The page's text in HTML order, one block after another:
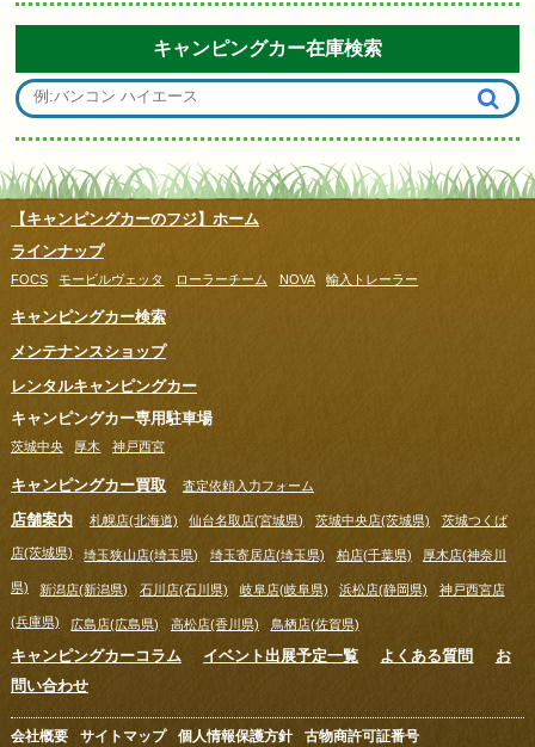
キャンピングカー在庫検索
【キャンピングカーのフジ】ホーム
ラインナップ
FOCS モービルヴェッタ ローラーチーム NOVA 輸入トレーラー
キャンピングカー検索
メンテナンスショップ
レンタルキャンピングカー
キャンピングカー専用駐車場
茨城中央 厚木 神戸西宮
キャンピングカー買取 査定依頼入力フォーム
店舗案内 札幌店(北海道) 仙台名取店(宮城県) 茨城中央店(茨城県) 茨城つくば
店(茨城県) 埼玉狭山店(埼玉県) 埼玉寄居店(埼玉県) 柏店(千葉県) 厚木店(神奈川
県) 新潟店(新潟県) 石川店(石川県) 岐阜店(岐阜県) 浜松店(静岡県) 神戸西宮店
(兵庫県) 広島店(広島県) 高松店(香川県) 鳥栖店(佐賀県)
キャンピングカーコラム イベント出展予定一覧 よくある質問
お
問い合わせ
会社概要 サイトマップ 個人情報保護方針 古物商許可証番号